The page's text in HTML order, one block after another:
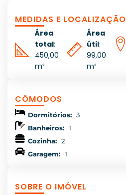
MEDIDAS E LOCALIZAÇÃO
Área
total:
450,00
m²
Área
útil:
99,00
m²
CÔMODOS
Dormitórios: 3
Banheiros: 1
Cozinha: 2
Garagem: 1
SOBRE O IMÓVEL